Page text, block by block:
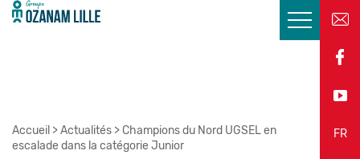
FR
EN
Accueil >Actualités >Champions du Nord UGSEL en
escalade dans la catégorie Junior